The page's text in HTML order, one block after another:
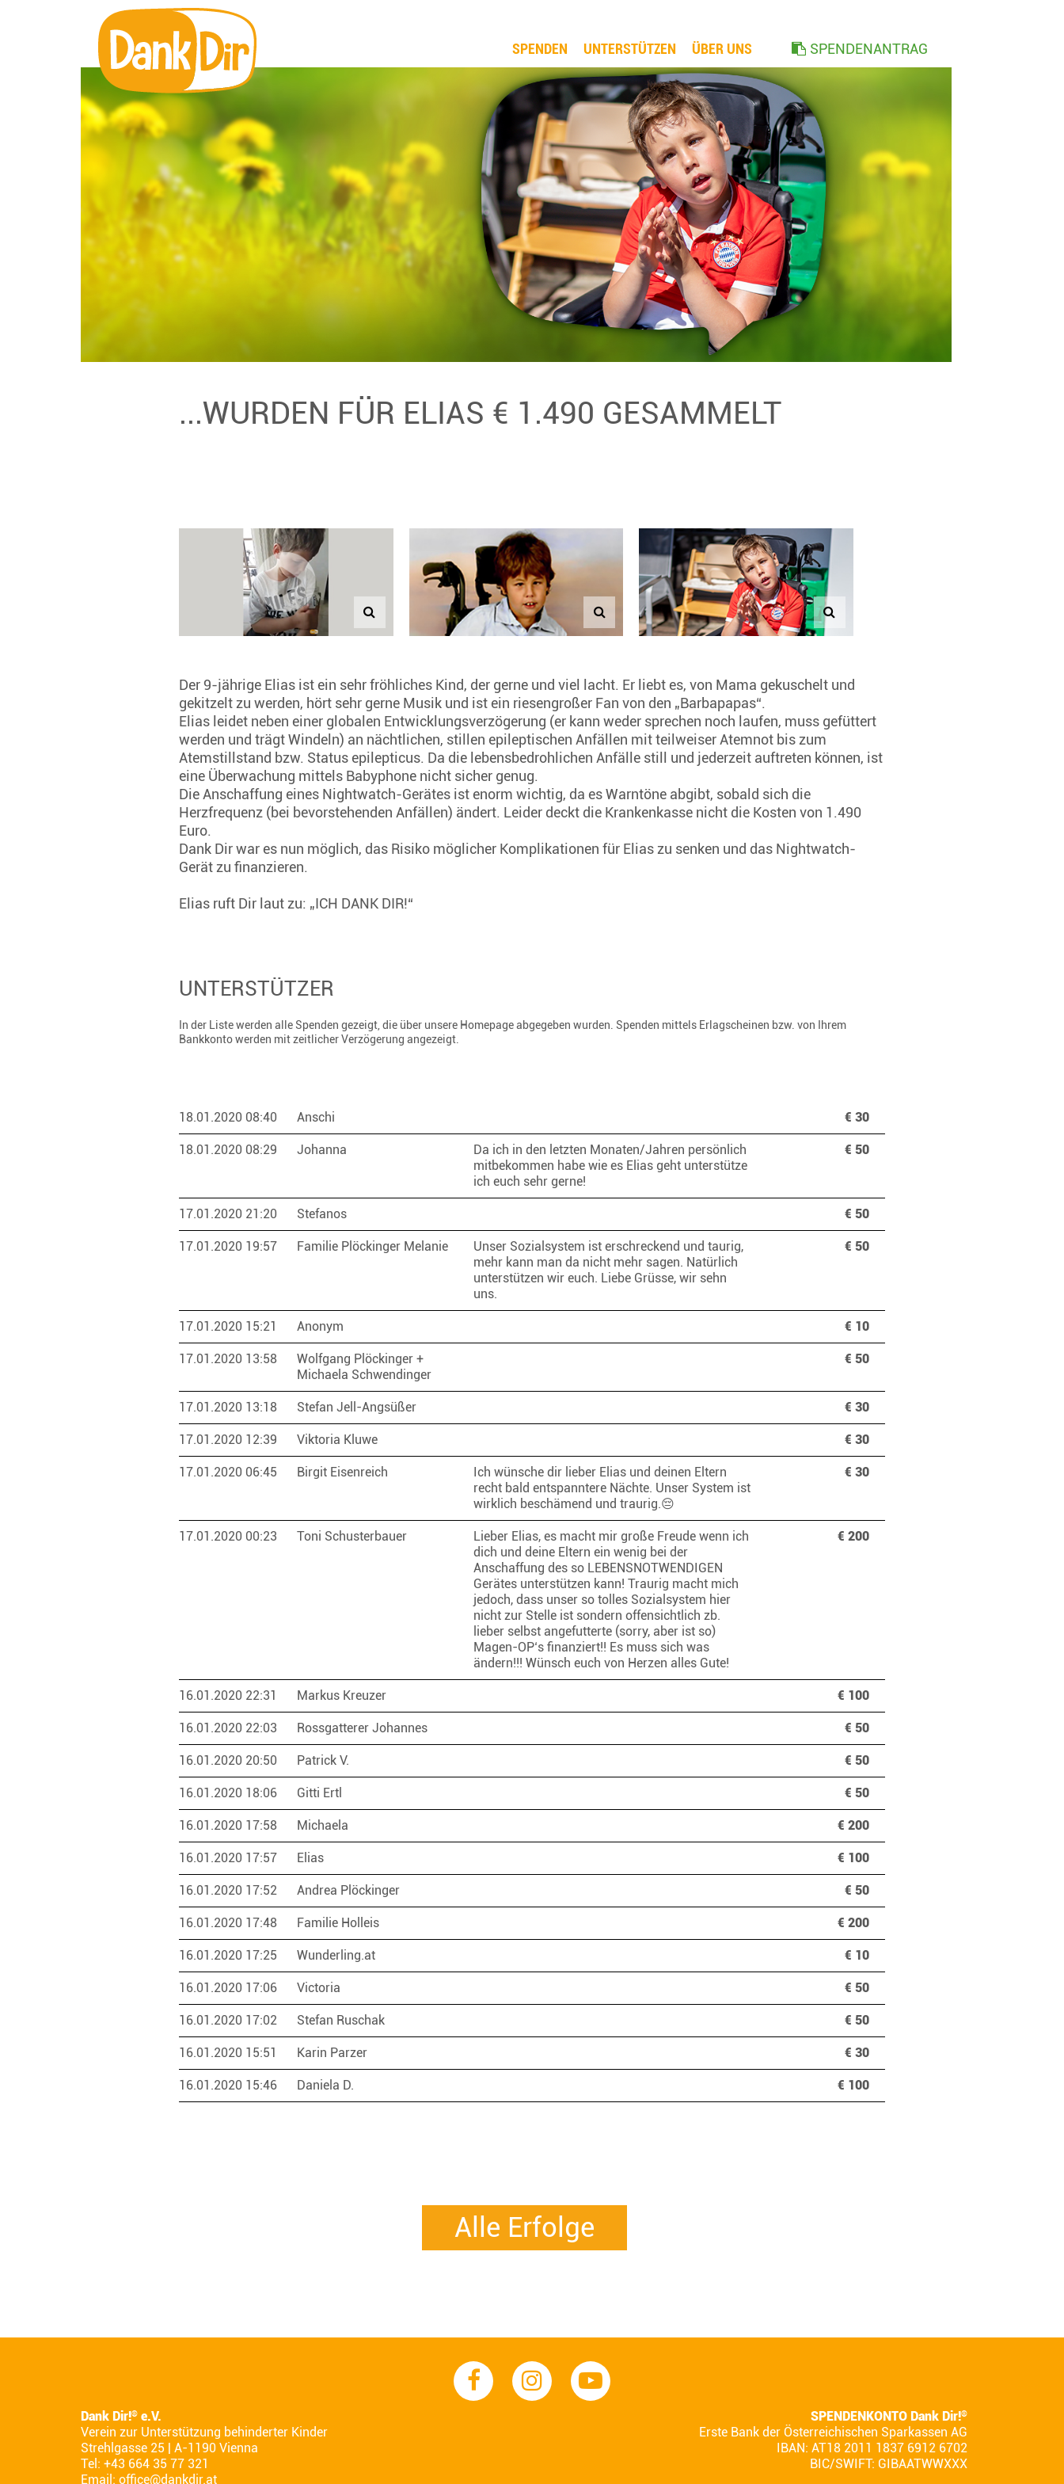
SPENDEN UNTERSTÜTZEN ÜBER UNS SPENDENANTRAG
...WURDEN FÜR ELIAS € 1.490 GESAMMELT
Der 9-jährige Elias ist ein sehr fröhliches Kind, der gerne und viel lacht. Er liebt es, von Mama gekuschelt und
gekitzelt zu werden, hört sehr gerne Musik und ist ein riesengroßer Fan von den „Barbapapas“.
Elias leidet neben einer globalen Entwicklungsverzögerung (er kann weder sprechen noch laufen, muss gefüttert
werden und trägt Windeln) an nächtlichen, stillen epileptischen Anfällen mit teilweiser Atemnot bis zum
Atemstillstand bzw. Status epilepticus. Da die lebensbedrohlichen Anfälle still und jederzeit auftreten können, ist
eine Überwachung mittels Babyphone nicht sicher genug.
Die Anschaffung eines Nightwatch-Gerätes ist enorm wichtig, da es Warntöne abgibt, sobald sich die
Herzfrequenz (bei bevorstehenden Anfällen) ändert. Leider deckt die Krankenkasse nicht die Kosten von 1.490
Euro.
Dank Dir war es nun möglich, das Risiko möglicher Komplikationen für Elias zu senken und das Nightwatch-
Gerät zu finanzieren.
Elias ruft Dir laut zu: „ICH DANK DIR!“
UNTERSTÜTZER
In der Liste werden alle Spenden gezeigt, die über unsere Homepage abgegeben wurden. Spenden mittels Erlagscheinen bzw. von Ihrem
Bankkonto werden mit zeitlicher Verzögerung angezeigt.
18.01.2020 08:40 Anschi € 30
18.01.2020 08:29 Johanna € 50
Da ich in den letzten Monaten/Jahren persönlich
mitbekommen habe wie es Elias geht unterstütze
ich euch sehr gerne!
17.01.2020 21:20 Stefanos € 50
17.01.2020 19:57 Familie Plöckinger Melanie € 50
Unser Sozialsystem ist erschreckend und taurig,
mehr kann man da nicht mehr sagen. Natürlich
unterstützen wir euch. Liebe Grüsse, wir sehn
uns.
17.01.2020 15:21 Anonym € 10
17.01.2020 13:58
Wolfgang Plöckinger +
Michaela Schwendinger
€ 50
17.01.2020 13:18 Stefan Jell-Angsüßer € 30
17.01.2020 12:39 Viktoria Kluwe € 30
17.01.2020 06:45 Birgit Eisenreich € 30
Ich wünsche dir lieber Elias und deinen Eltern
recht bald entspanntere Nächte. Unser System ist
wirklich beschämend und traurig.😔
17.01.2020 00:23 Toni Schusterbauer € 200
Lieber Elias, es macht mir große Freude wenn ich
dich und deine Eltern ein wenig bei der
Anschaffung des so LEBENSNOTWENDIGEN
Gerätes unterstützen kann! Traurig macht mich
jedoch, dass unser so tolles Sozialsystem hier
nicht zur Stelle ist sondern offensichtlich zb.
lieber selbst angefutterte (sorry, aber ist so)
Magen-OP‘s finanziert!! Es muss sich was
ändern!!! Wünsch euch von Herzen alles Gute!
16.01.2020 22:31 Markus Kreuzer € 100
16.01.2020 22:03 Rossgatterer Johannes € 50
16.01.2020 20:50 Patrick V. € 50
16.01.2020 18:06 Gitti Ertl € 50
16.01.2020 17:58 Michaela € 200
16.01.2020 17:57 Elias € 100
16.01.2020 17:52 Andrea Plöckinger € 50
16.01.2020 17:48 Familie Holleis € 200
16.01.2020 17:25 Wunderling.at € 10
16.01.2020 17:06 Victoria € 50
16.01.2020 17:02 Stefan Ruschak € 50
16.01.2020 15:51 Karin Parzer € 30
16.01.2020 15:46 Daniela D. € 100
Alle Erfolge
Dank Dir!® e.V.
Verein zur Unterstützung behinderter Kinder
Strehlgasse 25 | A-1190 Vienna
Tel: +43 664 35 77 321
Email: office@dankdir.at
SPENDENKONTO Dank Dir!®
Erste Bank der Österreichischen Sparkassen AG
IBAN: AT18 2011 1837 6912 6702
BIC/SWIFT: GIBAATWWXXX